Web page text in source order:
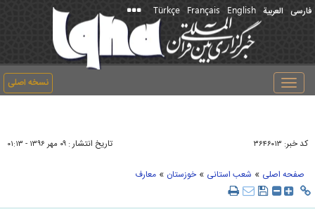
فارسی العربیة English
Français
Türkçe
نسخه اصلی
Toggle
navigation
کد خبر: ۳۶۴۶۰۱۳ تاریخ انتشار : ۰۹ مهر ۱۳۹۶ - ۰۱:۱۳
صفحه اصلی » شعب استانی » خوزستان » معارف